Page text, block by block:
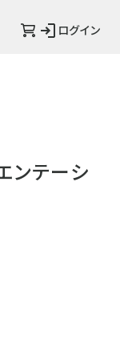
ログイン
ンテーシ